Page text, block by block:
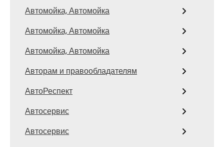
Автомойка, Автомойка
Автомойка, Автомойка
Автомойка, Автомойка
Авторам и правообладателям
АвтоРеспект
Автосервис
Автосервис